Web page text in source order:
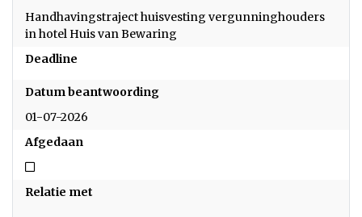
Handhavingstraject huisvesting vergunninghouders
in hotel Huis van Bewaring
Deadline
Datum beantwoording
01-07-2026
Afgedaan
Niet afgedaan
Relatie met